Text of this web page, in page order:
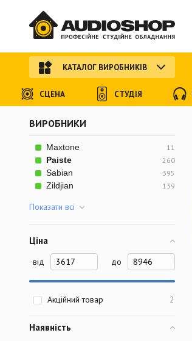
ВИРОБНИКИ
Maxtone 11
Paiste 260
Sabian 395
Zildjian 139
Показати всi
Ціна
від до
Акційний товар 2
Наявність
КАТАЛОГ ВИРОБНИКІВ
СЦЕНА СТУДІЯ